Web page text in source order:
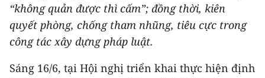
THẾ GIỚI
THỂ THAO
GIÁO DỤC
“không quản được thì cấm”; đồng thời, kiên
quyết phòng, chống tham nhũng, tiêu cực trong
công tác xây dựng pháp luật.
Sáng 16/6, tại Hội nghị triển khai thực hiện định